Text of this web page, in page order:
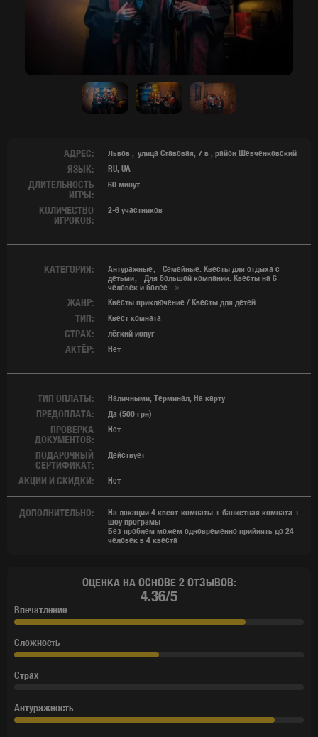
АДРЕС: Львов улица Ставовая, 7 в , район Шевченковский
ЯЗЫК: RU, UA
ДЛИТЕЛЬНОСТЬ
ИГРЫ:
60 минут
КОЛИЧЕСТВО
ИГРОКОВ:
2-6 участников
КАТЕГОРИЯ: Антуражные
Семейные. Квесты для отдыха с
детьми
Для большой компании. Квесты на 6
человек и более
ЖАНР: Квесты приключение / Квесты для детей
ТИП: Квест комната
СТРАХ: лёгкий испуг
АКТЁР: Нет
ТИП ОПЛАТЫ: Наличными, Терминал, На карту
ПРЕДОПЛАТА: Да (500 грн)
ПРОВЕРКА
ДОКУМЕНТОВ:
Нет
ПОДАРОЧНЫЙ
СЕРТИФИКАТ:
Действует
АКЦИИ И СКИДКИ: Нет
ОЦЕНКА НА ОСНОВЕ 2 ОТЗЫВОВ:
4.36/5
Впечатление
Сложность
Страх
Антуражность
ДОПОЛНИТЕЛЬНО:
На локации 4 квест-комнаты + банкетная комната +
шоу програмы
Без проблем можем одновременно прийнять до 24
человек в 4 квеста